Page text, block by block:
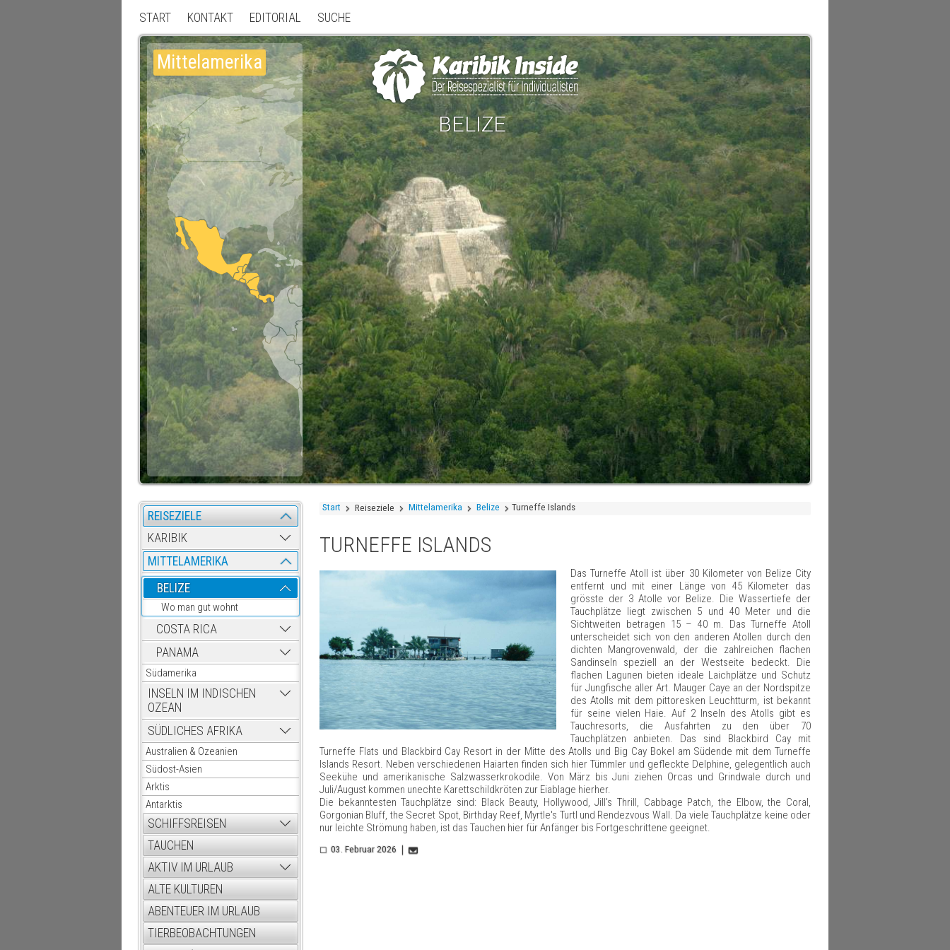
START KONTAKT EDITORIAL SUCHE
Mittelamerika
BELIZE
REISEZIELE
KARIBIK
MITTELAMERIKA
BELIZE
Wo man gut wohnt
COSTA RICA
PANAMA
Südamerika
INSELN IM INDISCHEN
OZEAN
SÜDLICHES AFRIKA
Australien & Ozeanien
Südost-Asien
Arktis
Antarktis
SCHIFFSREISEN
TAUCHEN
AKTIV IM URLAUB
ALTE KULTUREN
ABENTEUER IM URLAUB
TIERBEOBACHTUNGEN
Start Reiseziele Mittelamerika Belize Turneffe Islands
TURNEFFE ISLANDS
Das Turneffe Atoll ist über 30 Kilometer von Belize City
entfernt und mit einer Länge von 45 Kilometer das
grösste der 3 Atolle vor Belize. Die Wassertiefe der
Tauchplätze liegt zwischen 5 und 40 Meter und die
Sichtweiten betragen 15 – 40 m. Das Turneffe Atoll
unterscheidet sich von den anderen Atollen durch den
dichten Mangrovenwald, der die zahlreichen flachen
Sandinseln speziell an der Westseite bedeckt. Die
flachen Lagunen bieten ideale Laichplätze und Schutz
für Jungfische aller Art. Mauger Caye an der Nordspitze
des Atolls mit dem pittoresken Leuchtturm, ist bekannt
für seine vielen Haie. Auf 2 Inseln des Atolls gibt es
Tauchresorts, die Ausfahrten zu den über 70
Tauchplätzen anbieten. Das sind Blackbird Cay mit
Turneffe Flats und Blackbird Cay Resort in der Mitte des Atolls und Big Cay Bokel am Südende mit dem Turneffe
Islands Resort. Neben verschiedenen Haiarten finden sich hier Tümmler und gefleckte Delphine, gelegentlich auch
Seekühe und amerikanische Salzwasserkrokodile. Von März bis Juni ziehen Orcas und Grindwale durch und
Juli/August kommen unechte Karettschildkröten zur Eiablage hierher.
Die bekanntesten Tauchplätze sind: Black Beauty, Hollywood, Jill's Thrill, Cabbage Patch, the Elbow, the Coral,
Gorgonian Bluff, the Secret Spot, Birthday Reef, Myrtle's Turtl und Rendezvous Wall. Da viele Tauchplätze keine oder
nur leichte Strömung haben, ist das Tauchen hier für Anfänger bis Fortgeschrittene geeignet.
03. Februar 2026